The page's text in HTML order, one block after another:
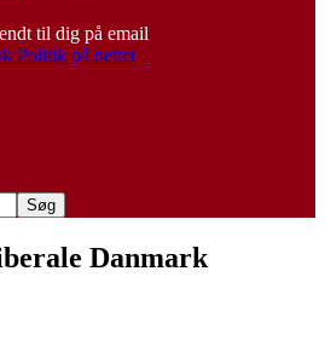
til dig på email
Danmark